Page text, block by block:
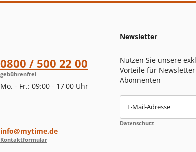
0800 / 500 22 00
gebührenfrei
Mo. - Fr.: 09:00 - 17:00 Uhr
info@mytime.de
Kontaktformular
Newsletter
Nutzen Sie unsere
Vorteile für
Abonnenten
E-Mail-Adresse
Datenschutz